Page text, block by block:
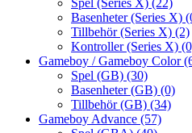
Spel (Series X) (22)
Basenheter (Series X)
Tillbehör (Series X) (2)
Kontroller (Series X)
Gameboy / Gameboy Color
Spel (GB) (30)
Basenheter (GB) (0)
Tillbehör (GB) (34)
Gameboy Advance (57)